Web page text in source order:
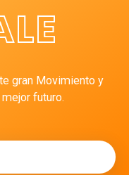
gran Movimiento y
futuro.